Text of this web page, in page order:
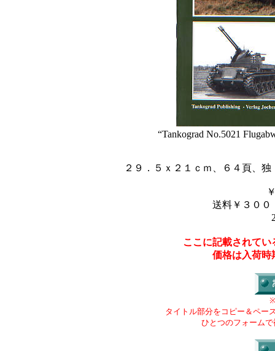
“Tankograd No.5021
２９．５ｘ２１ｃｍ、６４頁、
送料￥３００
ここに記載されて
価格は入荷時
タイトル部分をコピー＆ペー
ひとつのフォーム